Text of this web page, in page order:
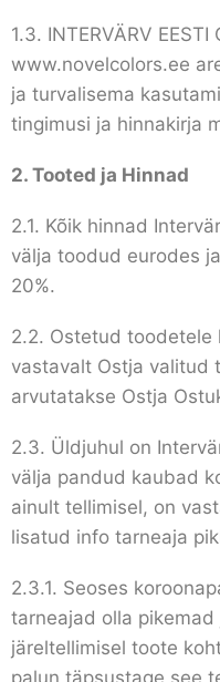
1.3. INTERVÄRV
www.novelcolors.ee
ja turvalisema
tingimusi ja hinnakirja
2. Tooted ja Hinnad
2.1. Kõik hinnad
välja toodud eurodes
20%.
2.2. Ostetud toodetele
vastavalt Ostja valitud
arvutatakse Ostja
2.3. Üldjuhul on
välja pandud kaubad
ainult tellimisel, on
lisatud info tarneaja
2.3.1. Seoses
tarneajad olla
järeltellimisel toote
palun täpsustage see